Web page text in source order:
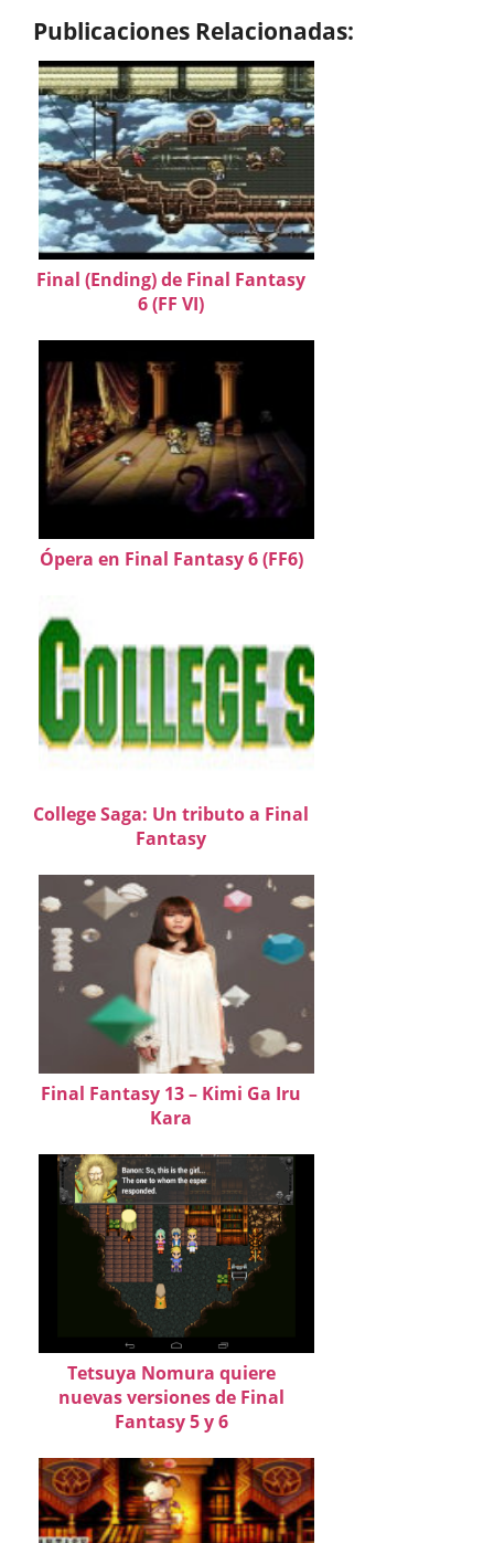
Publicaciones Relacionadas:
Final (Ending) de Final Fantasy
6 (FF VI)
Ópera en Final Fantasy 6 (FF6)
College Saga: Un tributo a Final
Fantasy
Final Fantasy 13 – Kimi Ga Iru
Kara
Tetsuya Nomura quiere
nuevas versiones de Final
Fantasy 5 y 6